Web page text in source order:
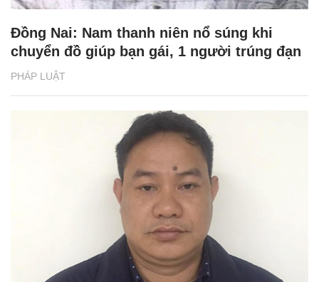
PHÁP LUẬT
Đồng Nai: Nam thanh niên nổ súng khi
chuyển đồ giúp bạn gái, 1 người trúng đạn